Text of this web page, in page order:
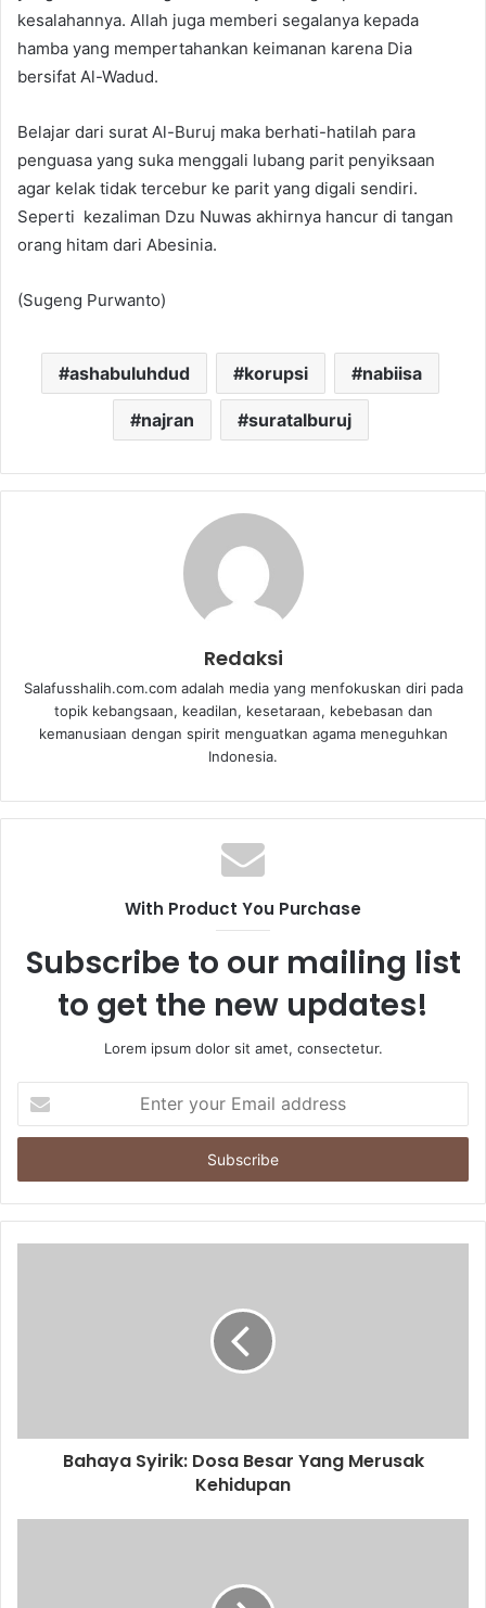
kesalahannya. Allah juga memberi segalanya kepada
hamba yang mempertahankan keimanan karena Dia
bersifat Al-Wadud.
Belajar dari surat Al-Buruj maka berhati-hatilah para
penguasa yang suka menggali lubang parit penyiksaan
agar kelak tidak tercebur ke parit yang digali sendiri.
Seperti kezaliman Dzu Nuwas akhirnya hancur di tangan
orang hitam dari Abesinia.
(Sugeng Purwanto)
ashabuluhdud korupsi nabiisa
najran suratalburuj
Redaksi
Salafusshalih.com.com adalah media yang menfokuskan diri pada
topik kebangsaan, keadilan, kesetaraan, kebebasan dan
kemanusiaan dengan spirit menguatkan agama meneguhkan
Indonesia.
With Product You Purchase
Subscribe to our mailing list
to get the new updates!
Lorem ipsum dolor sit amet, consectetur.
t
r
y
Bahaya Syirik: Dosa Besar Yang Merusak
Kehidupan